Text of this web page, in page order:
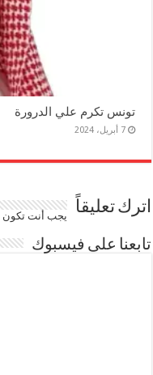
تونس تكرم علي الدرورة
7 أبريل، 2024
اترك تعليقاً يجب أنت تكون
تابعنا على فيسبوك